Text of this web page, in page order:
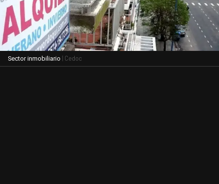
Sector inmobiliario | Cedoc